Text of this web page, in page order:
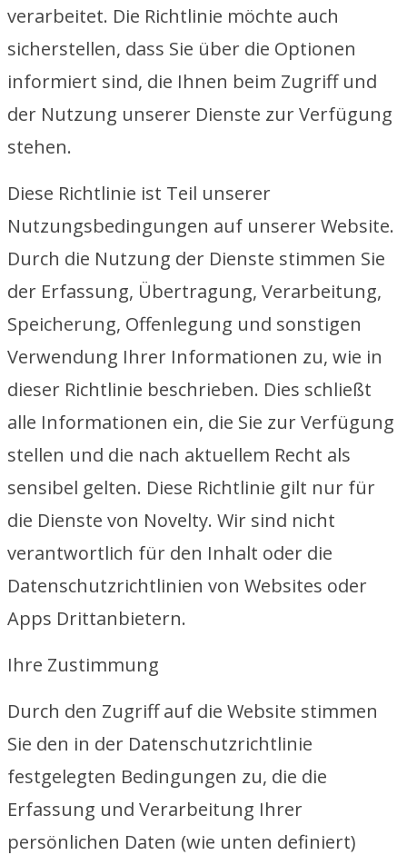
verarbeitet. Die Richtlinie möchte auch
sicherstellen, dass Sie über die Optionen
informiert sind, die Ihnen beim Zugriff und
der Nutzung unserer Dienste zur Verfügung
stehen.
Diese Richtlinie ist Teil unserer
Nutzungsbedingungen auf unserer Website.
Durch die Nutzung der Dienste stimmen Sie
der Erfassung, Übertragung, Verarbeitung,
Speicherung, Offenlegung und sonstigen
Verwendung Ihrer Informationen zu, wie in
dieser Richtlinie beschrieben. Dies schließt
alle Informationen ein, die Sie zur Verfügung
stellen und die nach aktuellem Recht als
sensibel gelten. Diese Richtlinie gilt nur für
die Dienste von Novelty. Wir sind nicht
verantwortlich für den Inhalt oder die
Datenschutzrichtlinien von Websites oder
Apps Drittanbietern.
Ihre Zustimmung
Durch den Zugriff auf die Website stimmen
Sie den in der Datenschutzrichtlinie
festgelegten Bedingungen zu, die die
Erfassung und Verarbeitung Ihrer
persönlichen Daten (wie unten definiert)